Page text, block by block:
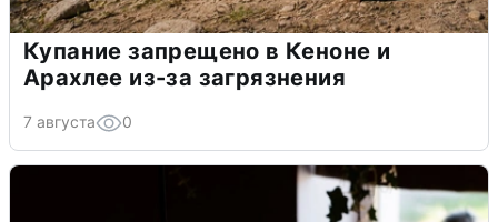
Купание запрещено в Кеноне и
Арахлее из-за загрязнения
7 августа 0